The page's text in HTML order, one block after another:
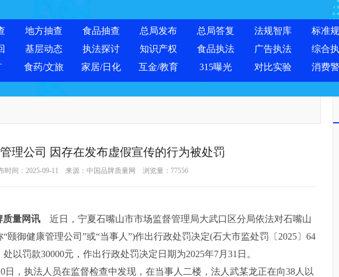
地方抽查 食品抽查 总局发布 总局答复 法规智库 标准
基层动态 执法探讨 知识产权 食品执法 广告执法 综合
食药/文旅 家居/日化 互金/教育 315曝光 对比实验 消费
理公司 因存在发布虚假宣传的行为被处罚
时间：2025-09-11 来源： 中国品牌质量网 浏览量： 77556
质量网讯
近日，宁夏石嘴山市市场监督管理局大武口区分局依法对石嘴山
颐御健康管理公司”或“当事人”)作出行政处罚决定(石大市监处罚〔2025〕64
以罚款30000元，作出行政处罚决定日期为2025年7月31日。
，执法人员在监督检查中发现，在当事人二楼，法人武某龙正在向38人以